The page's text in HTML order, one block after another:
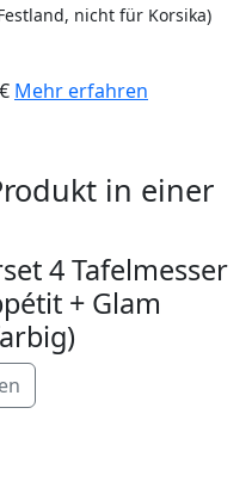
nicht für Korsika)
Mehr erfahren
in einer
4 Tafelmesser
+ Glam